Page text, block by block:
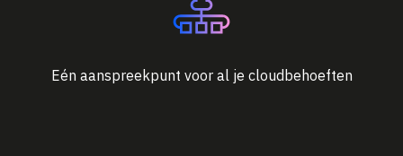
Eén aanspreekpunt voor al je cloudbehoeften